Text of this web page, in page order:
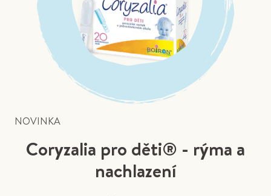
NOVINKA
Coryzalia pro děti® - rýma a
nachlazení